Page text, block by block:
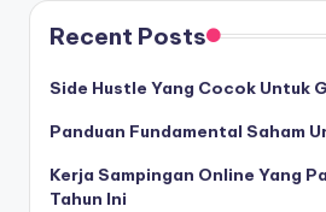
Recent Posts
Side Hustle Yang Cocok Untuk
Panduan Fundamental Saham
Kerja Sampingan Online Yang
Tahun Ini